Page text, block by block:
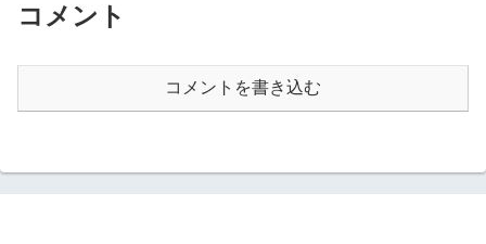
コメント
コメントを書き込む